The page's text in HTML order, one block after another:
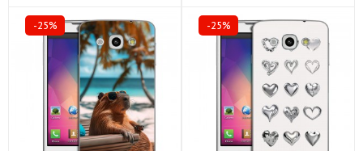
-25% -25%